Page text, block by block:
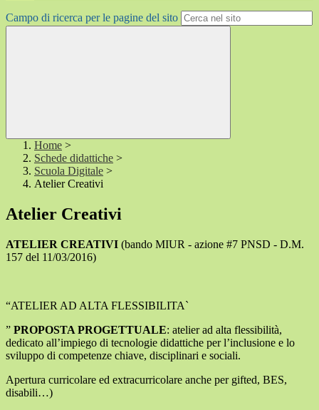
Campo di ricerca per le pagine del sito
Home >
Schede didattiche >
Scuola Digitale >
Atelier Creativi
Atelier Creativi
ATELIER CREATIVI (bando MIUR - azione #7 PNSD - D.M.
157 del 11/03/2016)
“ATELIER AD ALTA FLESSIBILITA`
” PROPOSTA PROGETTUALE: atelier ad alta flessibilità,
dedicato all’impiego di tecnologie didattiche per l’inclusione e lo
sviluppo di competenze chiave, disciplinari e sociali.
Apertura curricolare ed extracurricolare anche per gifted, BES,
disabili…)